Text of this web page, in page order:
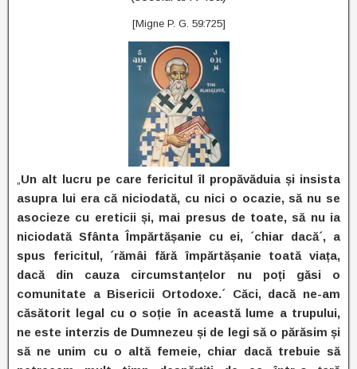
[Migne P. G. 59:725]
Un alt lucru pe care fericitul îl propăvăduia și insista
asupra lui era că niciodată, cu nici o ocazie, să nu se
asocieze cu ereticii și, mai presus de toate, să nu ia
niciodată Sfânta Împărtășanie cu ei, ´chiar dacă´, a
spus fericitul, ´rămâi fără împărtășanie toată viața,
dacă din cauza circumstanțelor nu poți găsi o
comunitate a Bisericii Ortodoxe.´ Căci, dacă ne-am
căsătorit legal cu o soție în această lume a trupului,
ne este interzis de Dumnezeu și de legi să o părăsim și
să ne unim cu o altă femeie, chiar dacă trebuie să